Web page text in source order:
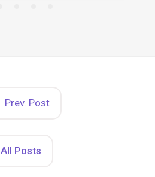
Prev. Post
All Posts